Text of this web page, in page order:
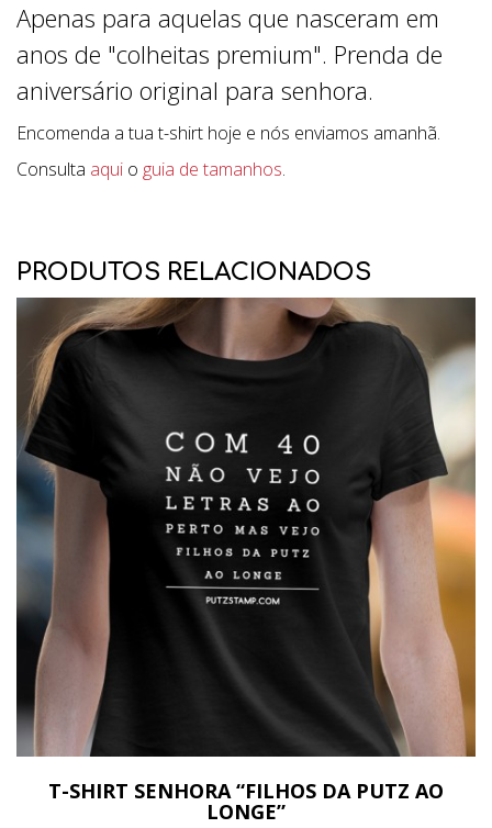
Apenas para aquelas que nasceram em
anos de "colheitas premium". Prenda de
aniversário original para senhora.
Encomenda a tua t-shirt hoje e nós enviamos amanhã.
Consulta aqui o guia de tamanhos.
PRODUTOS RELACIONADOS
T-SHIRT SENHORA “FILHOS DA PUTZ AO
LONGE”